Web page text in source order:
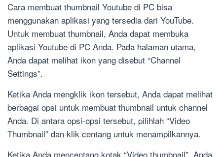
Cara membuat thumbnail Youtube di PC bisa
menggunakan aplikasi yang tersedia dari YouTube.
Untuk membuat thumbnail, Anda dapat membuka
aplikasi Youtube di PC Anda. Pada halaman utama,
Anda dapat melihat ikon yang disebut “Channel
Settings”.
Ketika Anda mengklik ikon tersebut, Anda dapat melihat
berbagai opsi untuk membuat thumbnail untuk channel
Anda. Di antara opsi-opsi tersebut, pilihlah “Video
Thumbnail” dan klik centang untuk menampilkannya.
Ketika Anda mencentang kotak “Video thumbnail”, Anda